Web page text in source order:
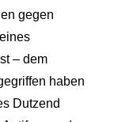
gegen
– dem
haben
Dutzend